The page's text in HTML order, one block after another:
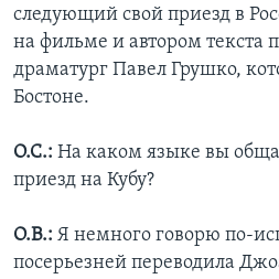
следующий свой приезд в
на фильме и автором текста
драматург Павел Грушко,
Бостоне.
О.С.: На каком языке вы
приезд на Кубу?
О.В.: Я немного говорю по-
посерьезней переводила